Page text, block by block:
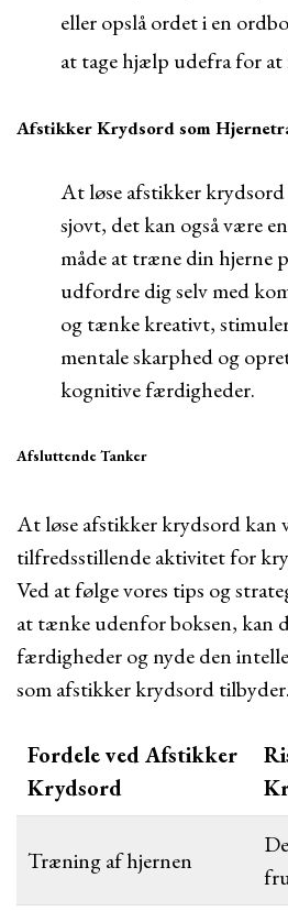
eller opslå ordet i en
at tage hjælp udefra for
Afstikker Krydsord som
At løse afstikker
sjovt, det kan også være
måde at træne din hjerne
udfordre dig selv med
og tænke kreativt,
mentale skarphed og
kognitive færdigheder.
Afsluttende Tanker
At løse afstikker krydsord kan
tilfredsstillende aktivitet for
Ved at følge vores tips og
at tænke udenfor boksen, kan
færdigheder og nyde den
som afstikker krydsord tilbyder.
Fordele ved Afstikker
Krydsord
Træning af hjernen